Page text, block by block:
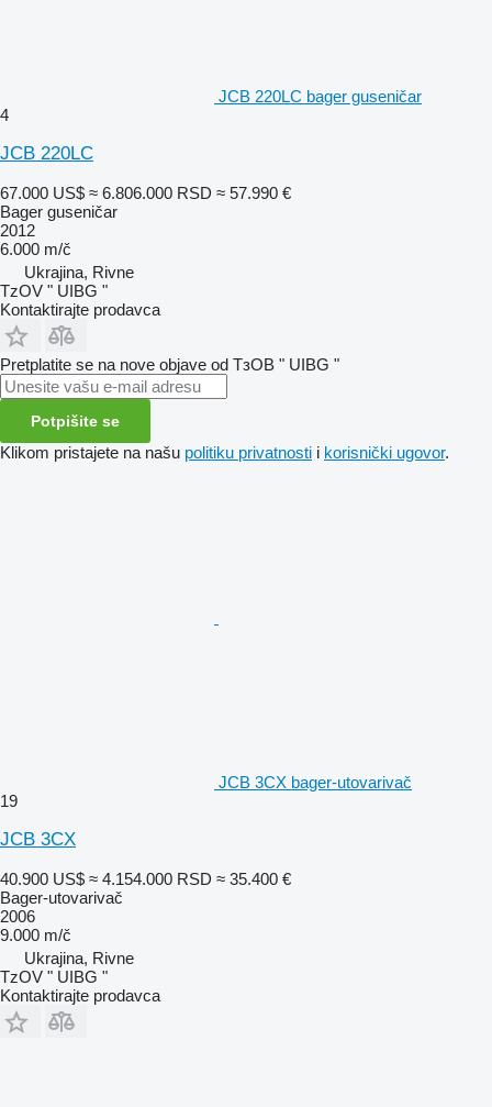
JCB 220LC bager guseničar
4
JCB 220LC
67.000 US$ ≈ 6.806.000 RSD ≈ 57.990 €
Bager guseničar
2012
6.000 m/č
Ukrajina, Rivne
TzOV " UIBG "
Kontaktirajte prodavca
Pretplatite se na nove objave od ТзОВ " UIBG "
Potpišite se
Klikom pristajete na našu politiku privatnosti i korisnički ugovor.
JCB 3CX bager-utovarivač
19
JCB 3CX
40.900 US$ ≈ 4.154.000 RSD ≈ 35.400 €
Bager-utovarivač
2006
9.000 m/č
Ukrajina, Rivne
TzOV " UIBG "
Kontaktirajte prodavca